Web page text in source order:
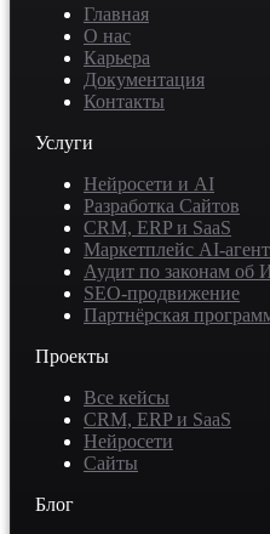
Главная
О нас
Карьера
Документация
Контакты
Услуги
Нейросети и AI
Разработка Сайтов
CRM, ERP и SaaS
Маркетплейс AI-
Аудит по законам об
SEO-продвижение
Партнёрская
Проекты
Все кейсы
CRM, ERP и SaaS
Нейросети
Сайты
Блог